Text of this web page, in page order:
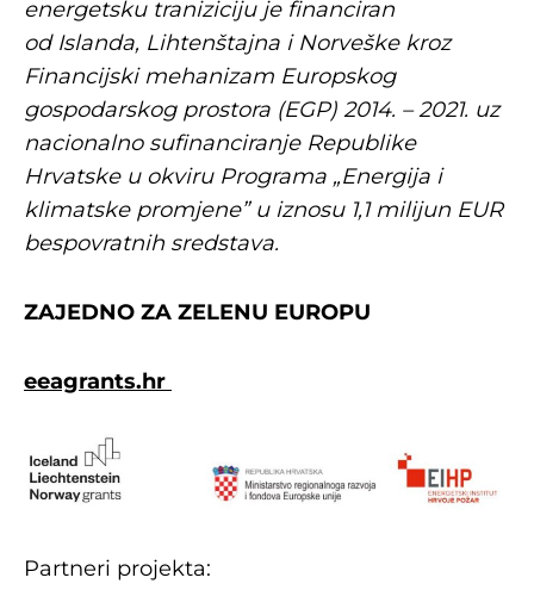
energetsku traniziciju je financiran
od Islanda, Lihtenštajna i Norveške kroz
Financijski mehanizam Europskog
gospodarskog prostora (EGP) 2014. – 2021. uz
nacionalno sufinanciranje Republike
Hrvatske u okviru Programa „Energija i
klimatske promjene” u iznosu 1,1 milijun EUR
bespovratnih sredstava.
ZAJEDNO ZA ZELENU EUROPU
eeagrants.hr
Partneri projekta: